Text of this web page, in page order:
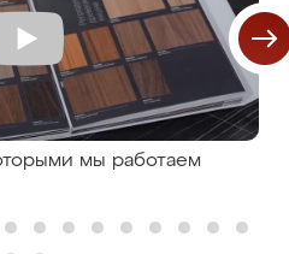
мы работаем